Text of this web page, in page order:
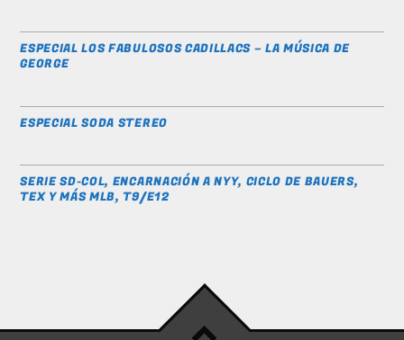
ESPECIAL LOS FABULOSOS CADILLACS – LA MÚSICA DE
GEORGE
ESPECIAL SODA STEREO
SERIE SD-COL, ENCARNACIÓN A NYY, CICLO DE BAUERS,
TEX Y MÁS MLB, T9/E12